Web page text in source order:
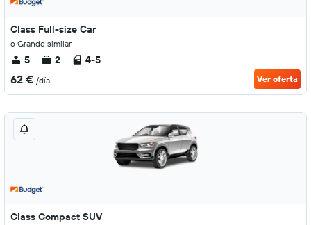
Class Full-size Car
o Grande similar
5 2 4-5
62 € /día Ver oferta
Class Compact SUV